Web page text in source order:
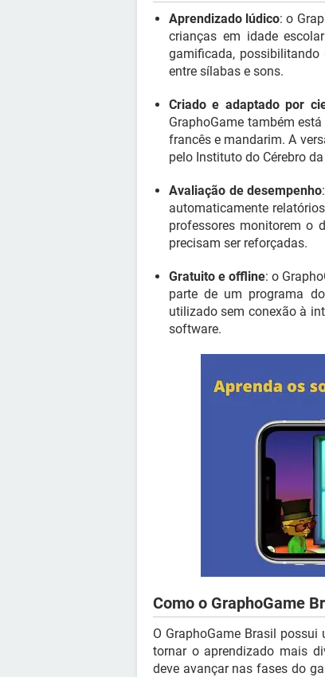
Aprendizado lúdico: o
crianças em idade
gamificada, possibilitando
entre sílabas e sons.
Criado e adaptado por
GraphoGame também
francês e mandarim. A
pelo Instituto do Cérebro
Avaliação de desempenho
automaticamente
professores monitorem o
precisam ser reforçadas.
Gratuito e offline: o
parte de um programa
utilizado sem conexão à
software.
Como o GraphoGame
O GraphoGame Brasil
tornar o aprendizado mais
deve avançar nas fases do